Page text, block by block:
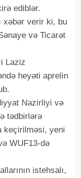
ediblər.
xəbər verir ki, bu
və Ticarət
Laziz
heyəti aprelin
Nazirliyi və
tədbirlərə
keçirilməsi, yeni
WUF13-də
istehsalı,